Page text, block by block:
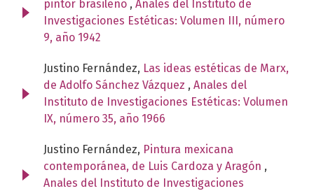
pintor brasileño , Anales del Instituto de
Investigaciones Estéticas: Volumen III, número
9, año 1942
Justino Fernández, Las ideas estéticas de Marx,
de Adolfo Sánchez Vázquez , Anales del
Instituto de Investigaciones Estéticas: Volumen
IX, número 35, año 1966
Justino Fernández, Pintura mexicana
contemporánea, de Luis Cardoza y Aragón ,
Anales del Instituto de Investigaciones